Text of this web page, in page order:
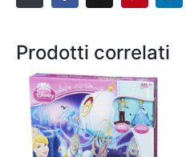
Prodotti correlati